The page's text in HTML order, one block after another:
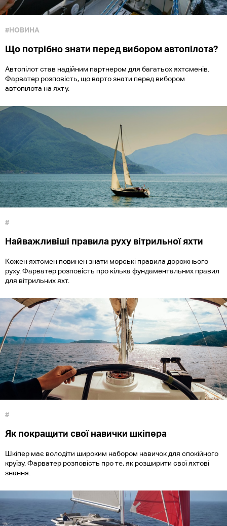
#НОВИНА
Що потрібно знати перед вибором автопілота?
Автопілот став надійним партнером для багатьох яхтсменів.
Фарватер розповість, що варто знати перед вибором
автопілота на яхту.
#
Найважливіші правила руху вітрильної яхти
Кожен яхтсмен повинен знати морські правила дорожнього
руху. Фарватер розповість про кілька фундаментальних правил
для вітрильних яхт.
#
Як покращити свої навички шкіпера
Шкіпер має володіти широким набором навичок для спокійного
круїзу. Фарватер розповість про те, як розширити свої яхтові
знання.